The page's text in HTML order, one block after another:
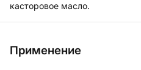
касторовое масло.
Применение